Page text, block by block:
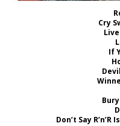
Cry
If
Don’t Say